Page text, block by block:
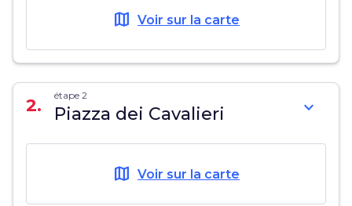
map Voir sur la carte
2. étape 2
Piazza dei Cavalieri expand_more
map Voir sur la carte